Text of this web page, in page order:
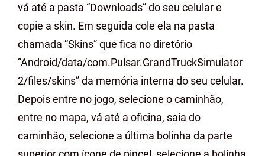
vá até a pasta “Downloads” do seu celular e
copie a skin. Em seguida cole ela na pasta
chamada “Skins” que fica no diretório
“Android/data/com.Pulsar.GrandTruckSimulator
2/files/skins” da memória interna do seu celular.
Depois entre no jogo, selecione o caminhão,
entre no mapa, vá até a oficina, saia do
caminhão, selecione a última bolinha da parte